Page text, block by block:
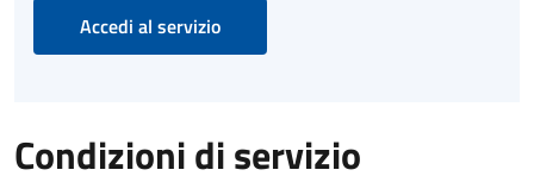
Accedi al servizio
Condizioni di servizio